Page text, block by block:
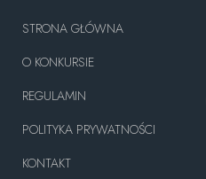
STRONA GŁÓWNA
O KONKURSIE
REGULAMIN
POLITYKA PRYWATNOŚCI
KONTAKT